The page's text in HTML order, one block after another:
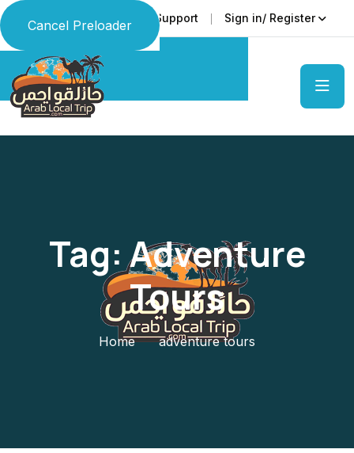
Cancel Preloader
Language Faq Support Sign in/ Register
Tag:Adventure
Tours
Home adventure tours